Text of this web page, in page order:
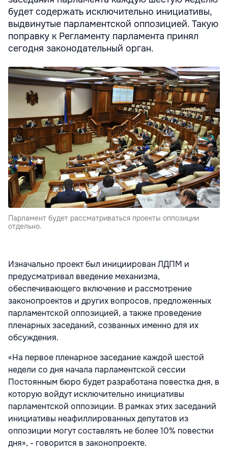
будет содержать исключительно инициативы,
выдвинутые парламентской оппозицией. Такую
поправку к Регламенту парламента принял
сегодня законодательный орган.
Парламент будет рассматриваться проекты оппозиции
отдельно.
Изначально проект был инициирован ЛДПМ и
предусматривал введение механизма,
обеспечивающего включение и рассмотрение
законопроектов и других вопросов, предложенных
парламентской оппозицией, а также проведение
пленарных заседаний, созванных именно для их
обсуждения.
«На первое пленарное заседание каждой шестой
недели со дня начала парламентской сессии
Постоянным бюро будет разработана повестка дня, в
которую войдут исключительно инициативы
парламентской оппозиции. В рамках этих заседаний
инициативы неафиллированных депутатов из
оппозиции могут составлять не более 10% повестки
дня», - говорится в законопроекте.